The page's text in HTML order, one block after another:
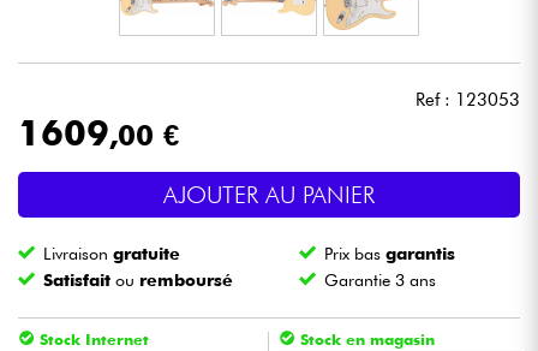
Eclairage
Batteries & Percu
Vents
Violons & Quatuor
Ref : 123053
1609,00 €
AJOUTER AU PANIER
Livraisongratuite Prix basgarantis
Satisfait ou remboursé Garantie 3 ans
Stock Internet
Stock en magasin